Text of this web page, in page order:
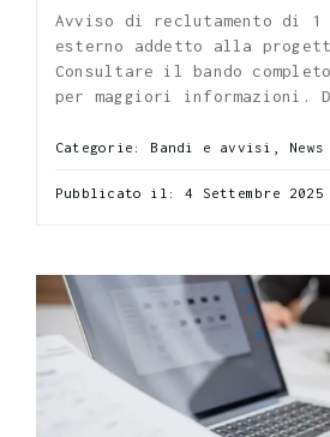
Avviso di reclutamento di 1
esterno addetto alla
Consultare il bando
per maggiori
Categorie: Bandi e avvisi News
Pubblicato il: 4 Settembre 2025